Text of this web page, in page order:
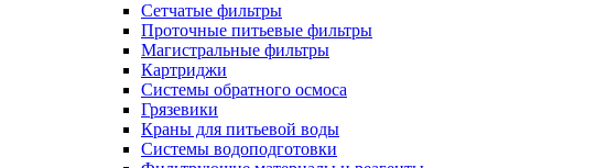
Сетчатые фильтры
Проточные питьевые фильтры
Магистральные фильтры
Картриджи
Системы обратного осмоса
Грязевики
Краны для питьевой воды
Системы водоподготовки